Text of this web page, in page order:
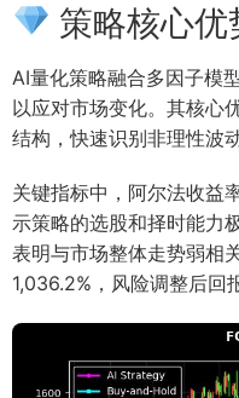
策略核心优
AI量化策略融合多因子模
以应对市场变化。其核心
结构，快速识别非理性波
关键指标中，阿尔法收益
示策略的选股和择时能力
表明与市场整体走势弱相
1,036.2%，风险调整后回